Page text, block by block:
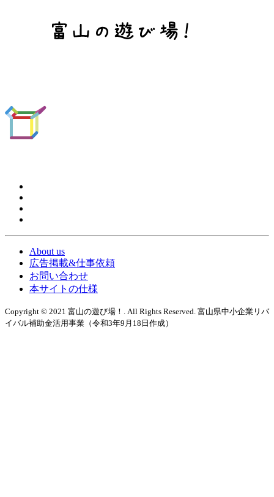
About us
広告掲載&仕事依頼
お問い合わせ
本サイトの仕様
Copyright © 2021 富山の遊び場！. All Rights Reserved. 富山県中小企業リバ
イバル補助金活用事業（令和3年9月18日作成）